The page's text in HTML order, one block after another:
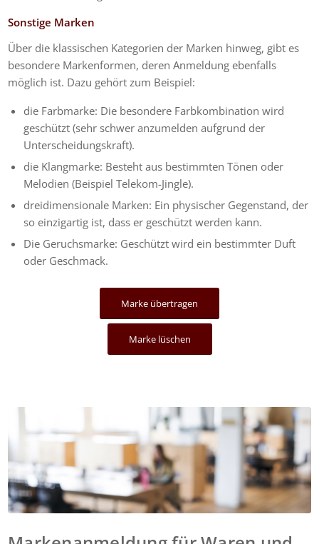
Sonstige Marken
Über die klassischen Kategorien der Marken hinweg, gibt es
besondere Markenformen, deren Anmeldung ebenfalls
möglich ist. Dazu gehört zum Beispiel:
die Farbmarke: Die besondere Farbkombination wird
geschützt (sehr schwer anzumelden aufgrund der
Unterscheidungskraft).
die Klangmarke: Besteht aus bestimmten Tönen oder
Melodien (Beispiel Telekom-Jingle).
dreidimensionale Marken: Ein physischer Gegenstand, der
so einzigartig ist, dass er geschützt werden kann.
Die Geruchsmarke: Geschützt wird ein bestimmter Duft
oder Geschmack.
Marke übertragen
Marke lüschen